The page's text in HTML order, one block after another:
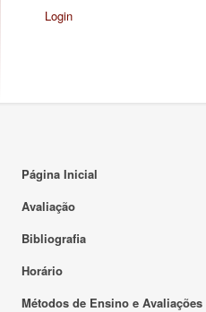
Login
Página Inicial
Avaliação
Bibliografia
Horário
Métodos de Ensino e Avaliações